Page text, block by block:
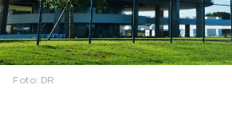
Foto: DR